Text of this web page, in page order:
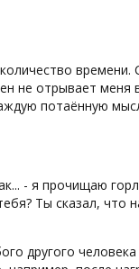
времени.
не отрывает меня
потаённую
- я прочищаю
Ты сказал, что
другого